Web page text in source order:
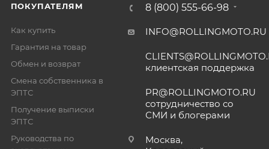
ПОКУПАТЕЛЯМ
Как купить
Гарантия на товар
Обмен и возврат
Смена собственника в
ЭПТС
Получение выписки
ЭПТС
Руководства по
8 (800) 555-66-98
INFO@ROLLINGMOTO.RU
клиентская поддержка
PR@ROLLINGMOTO.RU
сотрудничество со
СМИ и блогерами
Москва,